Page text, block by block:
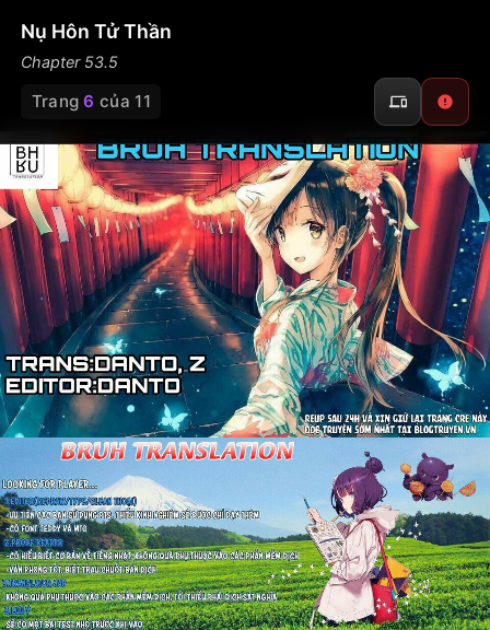
Nụ Hôn Tử Thần
Chapter 53.5
Trang6 của 11